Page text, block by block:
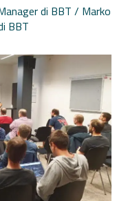
di BBT / Marko
BBT